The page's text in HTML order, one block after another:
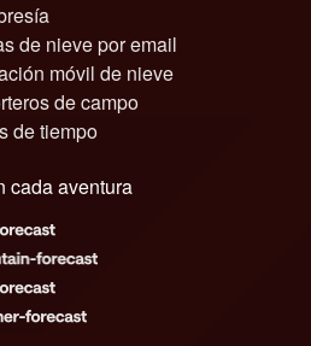
de nieve por email
móvil de nieve
de campo
de tiempo
cada aventura